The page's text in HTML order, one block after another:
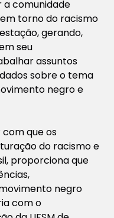
a comunidade
torno do racismo
gerando,
seu
assuntos
sobre o tema
negro e
que os
do racismo e
proporciona que
negro
com o